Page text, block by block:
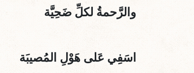
والرَّحمةُ لكلِّ ضَحِيَّة
اسَفِي عَلى هَوْلِ المُصيبَة